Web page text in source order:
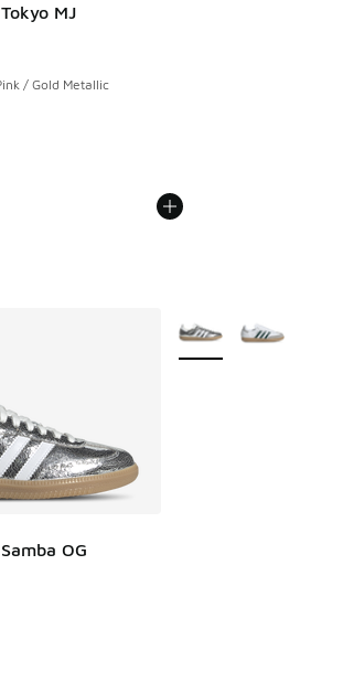
MJ
client - [5 sur 5 étoiles], 5 commentaires
/ Gold Metallic
OG
client - [5 sur 5 étoiles], 21
Plus de couleurs